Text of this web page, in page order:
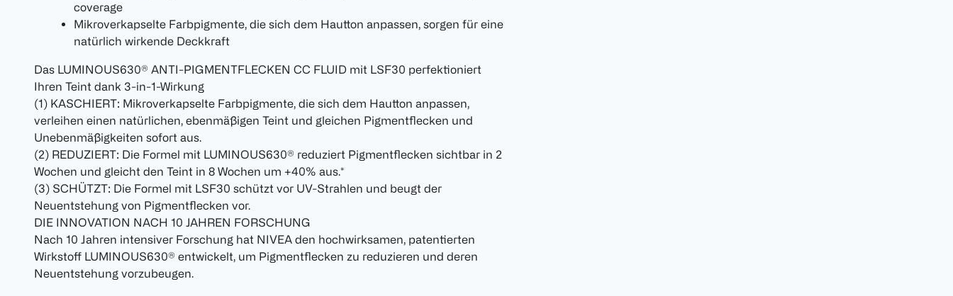
coverage
Mikroverkapselte Farbpigmente, die sich dem Hautton anpassen, sorgen für eine
natürlich wirkende Deckkraft
Das LUMINOUS630® ANTI-PIGMENTFLECKEN CC FLUID mit LSF30 perfektioniert
Ihren Teint dank 3-in-1-Wirkung
(1) KASCHIERT: Mikroverkapselte Farbpigmente, die sich dem Hautton anpassen,
verleihen einen natürlichen, ebenmäßigen Teint und gleichen Pigmentflecken und
Unebenmäßigkeiten sofort aus.
(2) REDUZIERT: Die Formel mit LUMINOUS630® reduziert Pigmentflecken sichtbar in 2
Wochen und gleicht den Teint in 8 Wochen um +40% aus.*
(3) SCHÜTZT: Die Formel mit LSF30 schützt vor UV-Strahlen und beugt der
Neuentstehung von Pigmentflecken vor.
DIE INNOVATION NACH 10 JAHREN FORSCHUNG
Nach 10 Jahren intensiver Forschung hat NIVEA den hochwirksamen, patentierten
Wirkstoff LUMINOUS630® entwickelt, um Pigmentflecken zu reduzieren und deren
Neuentstehung vorzubeugen.